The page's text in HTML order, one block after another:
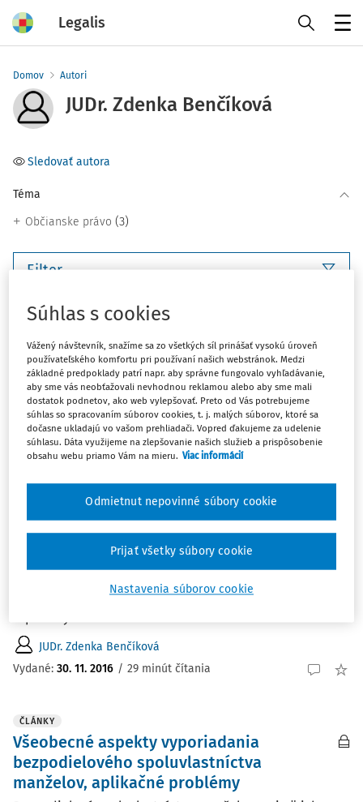
Legalis
Domov Autori
JUDr. Zdenka Benčíková
Sledovať autora
Téma
Občianske právo (3)
Filter
Počet vyhľadaných dokumentov:
Zoradiť podľa:
Najnovšie Najstaršie
ČLÁNKY
Bezpodielové spoluvlastníctvo manželov
vo vzťahu k obchodnému podielu a súhlas
obchodného podielu
Príspevok poskytuje teoretické zhodnotenie základných
bezpodielovým spoluvlastníctvom manželov a
hodnoty z pohľadu xprávneho poriadku Slovenskej
JUDr. Zdenka Benčíková
Vydané: 30. 11. 2016 / 29 minút čítania
ČLÁNKY
Všeobecné aspekty vyporiadania
bezpodielového spoluvlastníctva
manželov, aplikačné problémy
Súhlas s cookies
Vážený návštevník, snažíme sa zo všetkých síl prinášať vysokú úroveň
používateľského komfortu pri používaní našich webstránok. Medzi
základné predpoklady patrí napr. aby správne fungovalo vyhľadávanie,
aby sme vás neobťažovali nevhodnou reklamou alebo aby sme mali
dostatok podnetov, ako web vylepšovať. Preto od Vás potrebujeme
súhlas so spracovaním súborov cookies, t. j. malých súborov, ktoré sa
dočasne ukladajú vo vašom prehliadači. Vopred ďakujeme za udelenie
súhlasu. Dáta využijeme na zlepšovanie našich služieb a prispôsobenie
obsahu webu priamo Vám na mieru. Viac informácií
Nastavenia súborov cookie
Odmietnut nepovinné súbory cookie
Prijať všetky súbory cookie